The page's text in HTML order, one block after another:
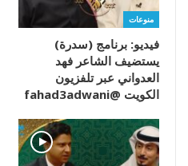
منوعات
فيديو: برنامج (سدرة)
يستضيف الشاعر فهد
العدواني عبر تلفزيون
الكويت @fahad3adwani